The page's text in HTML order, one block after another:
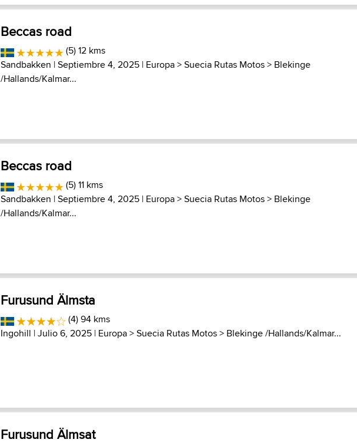
Beccas road
(5) 12 kms
Sandbakken | Septiembre 4, 2025 | Europa>Suecia Rutas Motos> Blekinge
/Hallands/Kalmar...
Beccas road
(5) 11 kms
Sandbakken | Septiembre 4, 2025 | Europa>Suecia Rutas Motos> Blekinge
/Hallands/Kalmar...
Furusund Älmsta
(4) 94 kms
Ingohill | Julio 6, 2025 | Europa>Suecia Rutas Motos> Blekinge /Hallands/Kalmar...
Furusund Älmsat